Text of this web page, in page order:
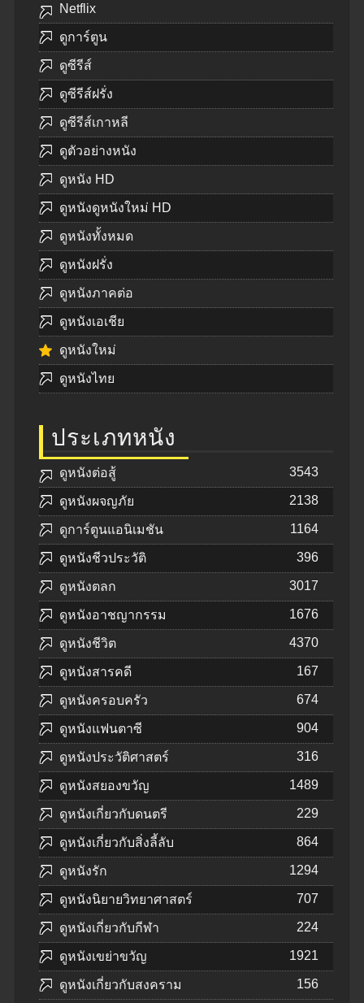
Netflix
ดูการ์ตูน
ดูซีรีส์
ดูซีรีส์ฝรั่ง
ดูซีรีส์เกาหลี
ดูตัวอย่างหนัง
ดูหนัง HD
ดูหนังดูหนังใหม่ HD
ดูหนังทั้งหมด
ดูหนังฝรั่ง
ดูหนังภาคต่อ
ดูหนังเอเชีย
ดูหนังใหม่
ดูหนังไทย
ประเภทหนัง
ดูหนังต่อสู้ 3543
ดูหนังผจญภัย 2138
ดูการ์ตูนแอนิเมชัน 1164
ดูหนังชีวประวัติ 396
ดูหนังตลก 3017
ดูหนังอาชญากรรม 1676
ดูหนังชีวิต 4370
ดูหนังสารคดี 167
ดูหนังครอบครัว 674
ดูหนังแฟนตาซี 904
ดูหนังประวัติศาสตร์ 316
ดูหนังสยองขวัญ 1489
ดูหนังเกี่ยวกับดนตรี 229
ดูหนังเกี่ยวกับสิ่งลี้ลับ 864
ดูหนังรัก 1294
ดูหนังนิยายวิทยาศาสตร์ 707
ดูหนังเกี่ยวกับกีฬา 224
ดูหนังเขย่าขวัญ 1921
ดูหนังเกี่ยวกับสงคราม 156